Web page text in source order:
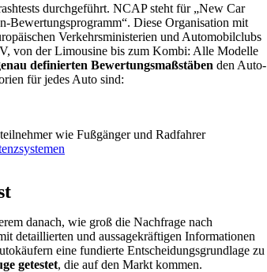
durchgeführt. NCAP steht für „New Car
Bewertungsprogramm“. Diese Organisation mit
Verkehrsministerien und Automobilclubs
von der Limousine bis zum Kombi: Alle Modelle
definierten Bewertungsmaßstäben den Auto-
für jedes Auto sind:
wie Fußgänger und Radfahrer
danach, wie groß die Nachfrage nach
detaillierten und aussagekräftigen Informationen
eine fundierte Entscheidungsgrundlage zu
getestet, die auf den Markt kommen.